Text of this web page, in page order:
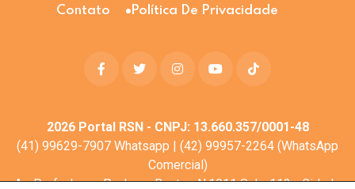
Contato
Política De Privacidade
2026Portal RSN - CNPJ: 13.660.357/0001-48
(41) 99629-7907 Whatsapp | (42) 99957-2264 (WhatsApp
Comercial)
Av. Profa. Laura Pacheco Bastos N:1011 Sala: 112 - Cidade